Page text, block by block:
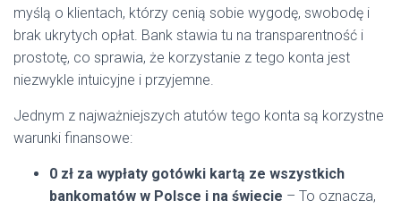
myślą o klientach, którzy cenią sobie wygodę, swobodę i
brak ukrytych opłat. Bank stawia tu na transparentność i
prostotę, co sprawia, że korzystanie z tego konta jest
niezwykle intuicyjne i przyjemne.
Jednym z najważniejszych atutów tego konta są korzystne
warunki finansowe:
0 zł za wypłaty gotówki kartą ze wszystkich
bankomatów w Polsce i na świecie – To oznacza,